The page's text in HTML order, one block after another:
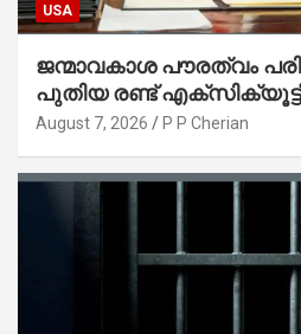
USA
ജന്മാവകാശ പൗരത്വം
പുതിയ രണ്ട്
ട്രംപ് ഒപ്പുവെച്ചു
August 7, 2026 P P Cherian